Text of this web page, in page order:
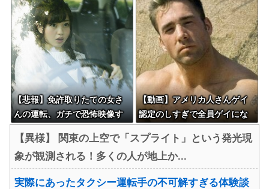
【悲報】免許取りたての女さ
んの運転、ガチで恐怖映像す
【動画】アメリカ人さんゲイ
認定のしすぎで全員ゲイにな
【異様】 関東の上空で「スプライト」という発光現
象が観測される！多くの人が地上か...
実際にあったタクシー運転手の不可解すぎる体験談